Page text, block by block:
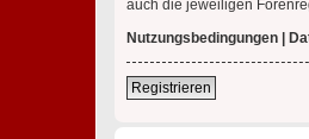
auch die jeweiligen
Nutzungsbedingungen |
Registrieren